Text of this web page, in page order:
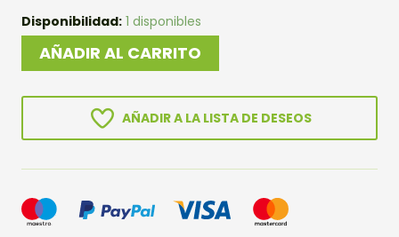
Disponibilidad: 1 disponibles
PREBONSAI
ZELKOVA
AÑADIR AL CARRITO
AÑADIR A LA LISTA DE DESEOS